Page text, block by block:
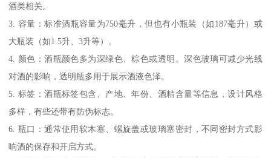
酒类相关。
3. 容量：标准酒瓶容量为750毫升，但也有小瓶装（如187毫升）或
大瓶装（如1.5升、3升等）。
4. 颜色：酒瓶颜色多为深绿色、棕色或透明。深色玻璃可减少光线
对酒的影响，透明瓶多用于展示酒液色泽。
5. 标签：酒瓶标签包含、产地、年份、酒精含量等信息，设计风格
多样，有些还带有防伪标志。
6. 瓶口：通常使用软木塞、螺旋盖或玻璃塞密封，不同密封方式影
响酒的保存和开启方式。